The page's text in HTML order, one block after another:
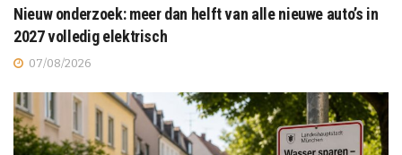
Nieuw onderzoek: meer dan helft van alle nieuwe auto’s in
2027 volledig elektrisch
07/08/2026